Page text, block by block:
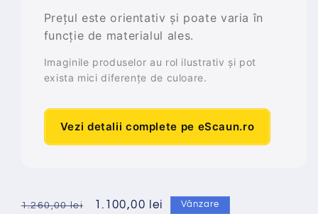
Prețul este orientativ și poate varia în
funcție de materialul ales.
Imaginile produselor au rol ilustrativ și pot
exista mici diferențe de culoare.
Vezi detalii complete pe eScaun.ro
Preț
1.260,00 lei
Preț
1.100,00 lei Vânzare